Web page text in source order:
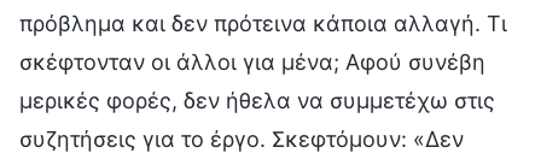
πρόβλημα και δεν πρότεινα κάποια αλλαγή. Τι
σκέφτονταν οι άλλοι για μένα; Αφού συνέβη
μερικές φορές, δεν ήθελα να συμμετέχω στις
συζητήσεις για το έργο. Σκεφτόμουν: «Δεν